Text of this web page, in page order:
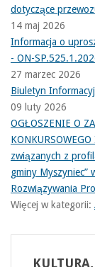
dotyczące
14 maj 2026
Informacja o
- ON-
27 marzec 2026
Biuletyn
09 luty 2026
OGŁOSZENIE O
związanych z
gminy Myszyniec”
Rozwiązywania
Więcej w kategorii:
KULTURA,